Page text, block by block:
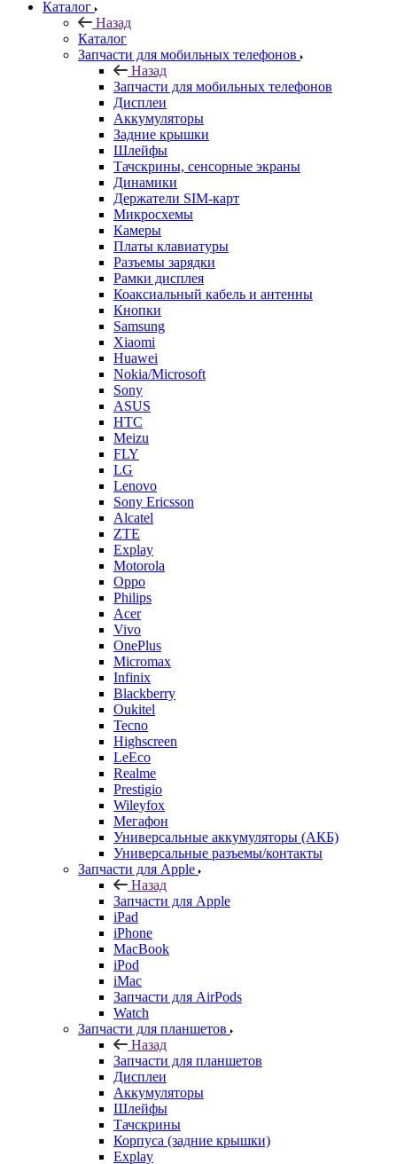
Назад
Каталог
Запчасти для мобильных телефонов
Назад
Запчасти для мобильных телефонов
Дисплеи
Аккумуляторы
Задние крышки
Шлейфы
Тачскрины, сенсорные экраны
Динамики
Держатели SIM-карт
Микросхемы
Камеры
Платы клавиатуры
Разъемы зарядки
Рамки дисплея
Коаксиальный кабель и антенны
Кнопки
Samsung
Xiaomi
Huawei
Nokia/Microsoft
Sony
ASUS
HTC
Meizu
FLY
LG
Lenovo
Sony Ericsson
Alcatel
ZTE
Explay
Motorola
Oppo
Philips
Acer
Vivo
OnePlus
Micromax
Infinix
Blackberry
Oukitel
Tecno
Highscreen
LeEco
Realme
Prestigio
Wileyfox
Мегафон
Универсальные аккумуляторы (АКБ)
Универсальные разъемы/контакты
Запчасти для Apple
Назад
Запчасти для Apple
iPad
iPhone
MacBook
iPod
iMac
Запчасти для AirPods
Watch
Запчасти для планшетов
Назад
Запчасти для планшетов
Дисплеи
Аккумуляторы
Шлейфы
Тачскрины
Корпуса (задние крышки)
Explay
Acer